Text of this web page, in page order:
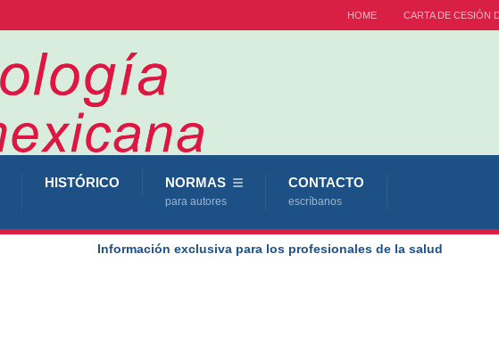
HOME CARTA DE CESIÓN
HISTÓRICO NORMAS
para autores
CONTACTO
escríbanos
Información exclusiva para los profesionales de la salud